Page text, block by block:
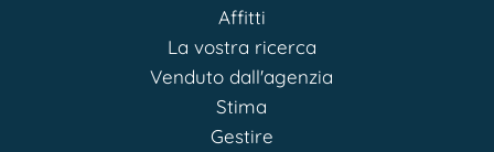
Affitti
La vostra ricerca
Venduto dall'agenzia
Stima
Gestire